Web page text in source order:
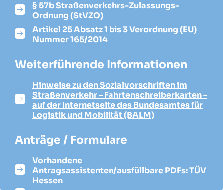
§ 57b Straßenverkehrs-Zulassungs-
Ordnung (StVZO)
Artikel 25 Absatz 1 bis 3 Verordnung (EU)
Nummer 165/2014
Weiterführende Informationen
Hinweise zu den Sozialvorschriften im
Straßenverkehr – Fahrtenschreiberkarten –
auf der Internetseite des Bundesamtes für
Logistik und Mobilität (BALM)
Anträge / Formulare
Vorhandene
Antragsassistenten/ausfüllbare PDFs: TÜV
Hessen